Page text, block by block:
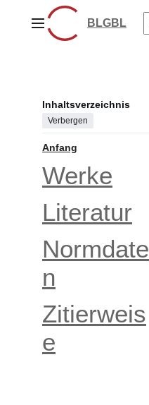
springenHauptmenüBLGBL
Inhaltsverzeichnis
Verbergen
Anfang
Werke
Literatur
Normdate
n
Zitierweis
e